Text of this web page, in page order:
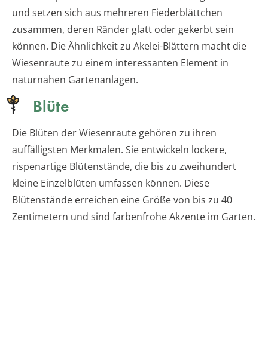
und setzen sich aus mehreren Fiederblättchen
zusammen, deren Ränder glatt oder gekerbt sein
können. Die Ähnlichkeit zu Akelei-Blättern macht die
Wiesenraute zu einem interessanten Element in
naturnahen Gartenanlagen.
Blüte
Die Blüten der Wiesenraute gehören zu ihren
auffälligsten Merkmalen. Sie entwickeln lockere,
rispenartige Blütenstände, die bis zu zweihundert
kleine Einzelblüten umfassen können. Diese
Blütenstände erreichen eine Größe von bis zu 40
Zentimetern und sind farbenfrohe Akzente im Garten.